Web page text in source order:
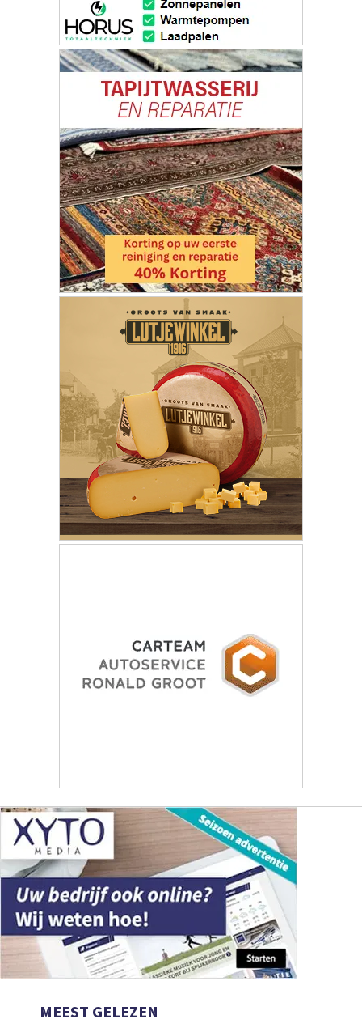
MEEST GELEZEN